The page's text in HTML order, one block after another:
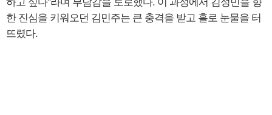
한 진심을 키워오던 김민주는 큰 충격을 받고 홀로 눈물을 터
뜨렸다.